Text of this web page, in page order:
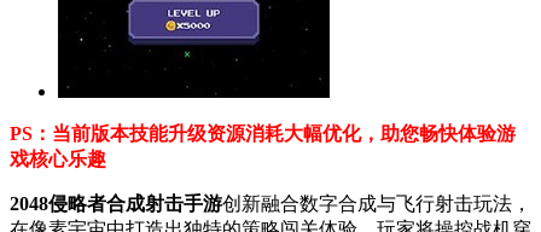
PS：当前版本技能升级资源消耗大幅优化，助您畅快体验游
戏核心乐趣
2048侵略者合成射击手游创新融合数字合成与飞行射击玩法，